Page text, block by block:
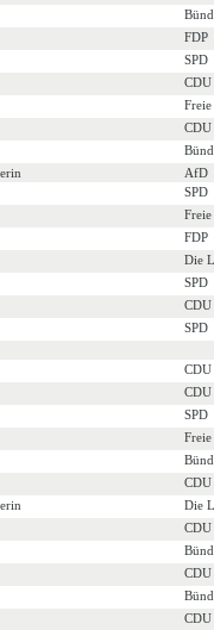
FDP
SPD
CDU
CDU
AfD
SPD
FDP
Die
SPD
CDU
SPD
CDU
CDU
SPD
CDU
Die
CDU
CDU
CDU